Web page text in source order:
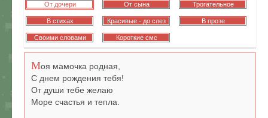
От дочери От сына Трогательное
В стихах Красивые - до слез В прозе
Своими словами Короткие смс
Моя мамочка родная,
С днем рождения тебя!
От души тебе желаю
Море счастья и тепла.